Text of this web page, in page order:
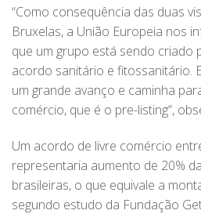
“Como consequência das duas
Bruxelas, a União Europeia nos
que um grupo está sendo criado
acordo sanitário e fitossanitário.
um grande avanço e caminha
comércio, que é o pre-listing”,
Um acordo de livre comércio
representaria aumento de 20%
brasileiras, o que equivale a
segundo estudo da Fundação